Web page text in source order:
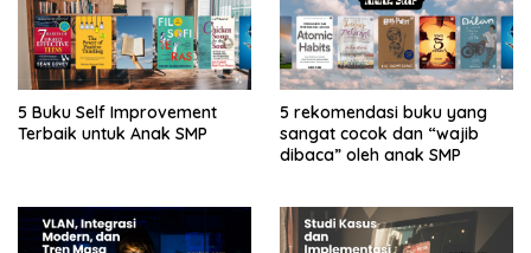
5 Buku Self Improvement
Terbaik untuk Anak SMP
5 rekomendasi buku yang
sangat cocok dan “wajib
dibaca” oleh anak SMP